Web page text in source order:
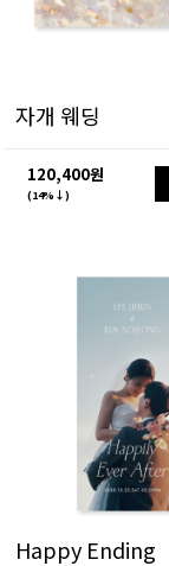
자개 웨딩
120,400원
(14%↓)
Happy Ending